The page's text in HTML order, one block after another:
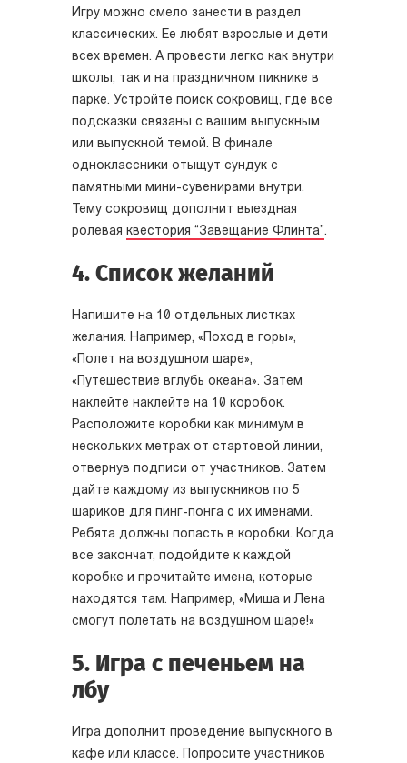
Игру можно смело занести в раздел
классических. Ее любят взрослые и дети
всех времен. А провести легко как внутри
школы, так и на праздничном пикнике в
парке. Устройте поиск сокровищ, где все
подсказки связаны с вашим выпускным
или выпускной темой. В финале
одноклассники отыщут сундук с
памятными мини-сувенирами внутри.
Тему сокровищ дополнит выездная
ролевая квестория “Завещание Флинта”.
4. Список желаний
Напишите на 10 отдельных листках
желания. Например, «Поход в горы»,
«Полет на воздушном шаре»,
«Путешествие вглубь океана». Затем
наклейте наклейте на 10 коробок.
Расположите коробки как минимум в
нескольких метрах от стартовой линии,
отвернув подписи от участников. Затем
дайте каждому из выпускников по 5
шариков для пинг-понга с их именами.
Ребята должны попасть в коробки. Когда
все закончат, подойдите к каждой
коробке и прочитайте имена, которые
находятся там. Например, «Миша и Лена
смогут полетать на воздушном шаре!»
5. Игра с печеньем на
лбу
Игра дополнит проведение выпускного в
кафе или классе. Попросите участников